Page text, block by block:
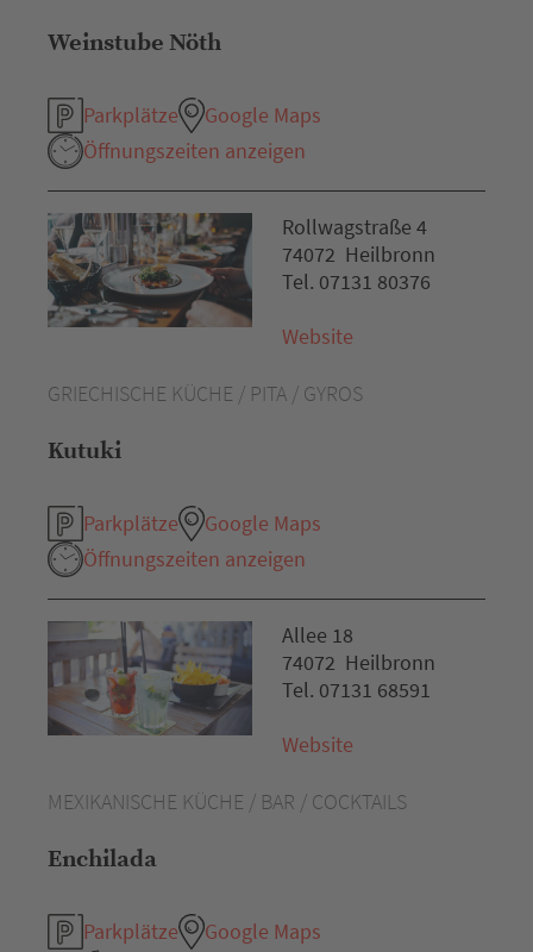
Weinstube Nöth
Parkplätze
Google Maps
Öffnungszeiten anzeigen
GRIECHISCHE KÜCHE / PITA / GYROS
Kutuki
Parkplätze
Google Maps
Öffnungszeiten anzeigen
Rollwagstraße 4
74072 Heilbronn
Tel. 07131 80376
Website
MEXIKANISCHE KÜCHE / BAR / COCKTAILS
Enchilada
Parkplätze
Google Maps
Allee 18
74072 Heilbronn
Tel. 07131 68591
Website